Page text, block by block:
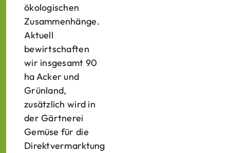
ökologischen
Zusammenhänge.
Aktuell
bewirtschaften
wir insgesamt 90
ha Acker und
Grünland,
zusätzlich wird in
der Gärtnerei
Gemüse für die
Direktvermarktung